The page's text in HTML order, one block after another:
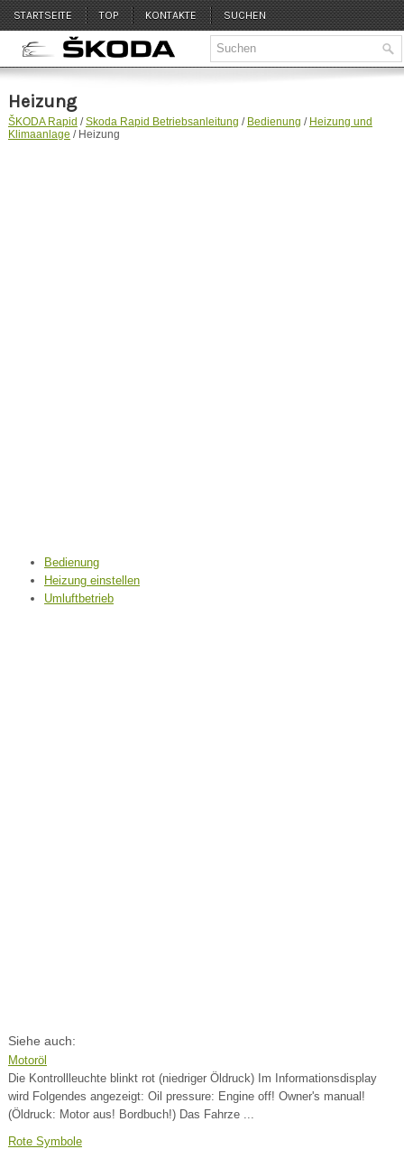
STARTSEITE TOP KONTAKTE SUCHEN
Heizung
ŠKODA Rapid /Skoda Rapid Betriebsanleitung / Bedienung / Heizung und
Klimaanlage / Heizung
Bedienung
Heizung einstellen
Umluftbetrieb
Siehe auch:
Motoröl
Die Kontrollleuchte blinkt rot (niedriger Öldruck) Im Informationsdisplay
wird Folgendes angezeigt: Oil pressure: Engine off! Owner's manual!
(Öldruck: Motor aus! Bordbuch!) Das Fahrze ...
Rote Symbole